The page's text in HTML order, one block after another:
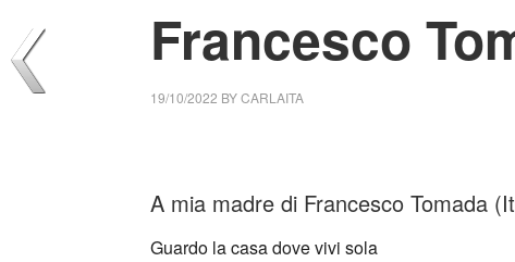
Francesco
19/10/2022 BYCARLAITA
A mia madre di Francesco Tomada
Guardo la casa dove vivi sola